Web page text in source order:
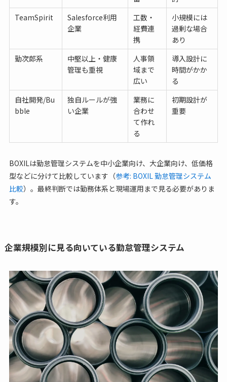
TeamSpirit
Salesforce利用
企業
工数・
経費連
携
小規模には
過剰な場合
あり
勤次郎系
中堅以上・健康
管理も重視
人事領
域まで
広い
導入設計に
時間がかか
る
自社開発/Bu
bble
独自ルールが強
い企業
業務に
合わせ
て作れ
る
初期設計が
重要
BOXILは勤怠管理システムを中小企業向け、大企業向け、低価格
型などに分けて比較しています（参考: BOXIL 勤怠管理システム
比較）。最終判断では勤務体系と現場運用まで見る必要がありま
す。
企業規模別に見る向いている勤怠管理システム